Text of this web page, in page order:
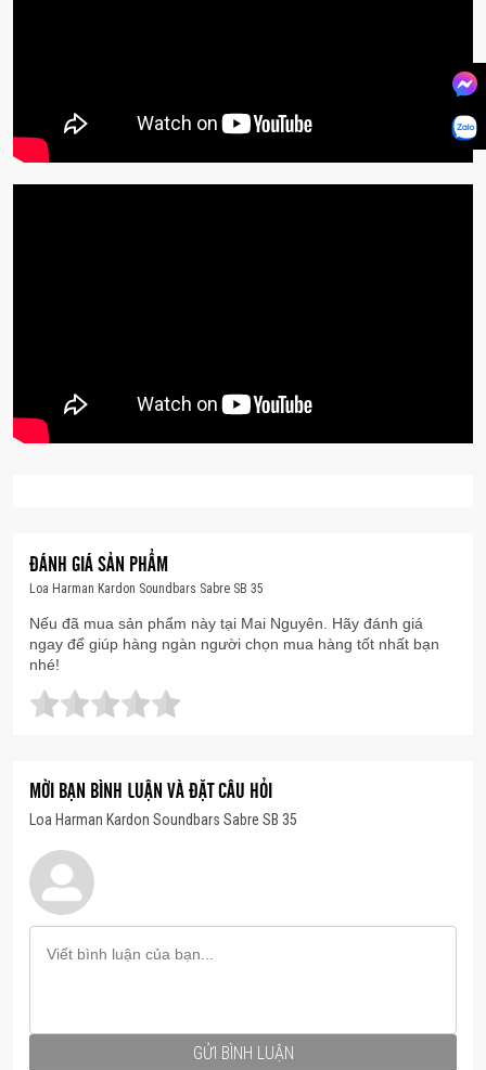
ĐÁNH GIÁ SẢN PHẨM
Loa Harman Kardon Soundbars Sabre SB 35
Nếu đã mua sản phẩm này tại Mai Nguyên. Hãy đánh giá
ngay để giúp hàng ngàn người chọn mua hàng tốt nhất bạn
nhé!
MỜI BẠN BÌNH LUẬN VÀ ĐẶT CÂU HỎI
Loa Harman Kardon Soundbars Sabre SB 35
GỬI BÌNH LUẬN